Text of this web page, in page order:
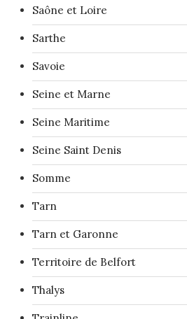
Saône et Loire
Sarthe
Savoie
Seine et Marne
Seine Maritime
Seine Saint Denis
Somme
Tarn
Tarn et Garonne
Territoire de Belfort
Thalys